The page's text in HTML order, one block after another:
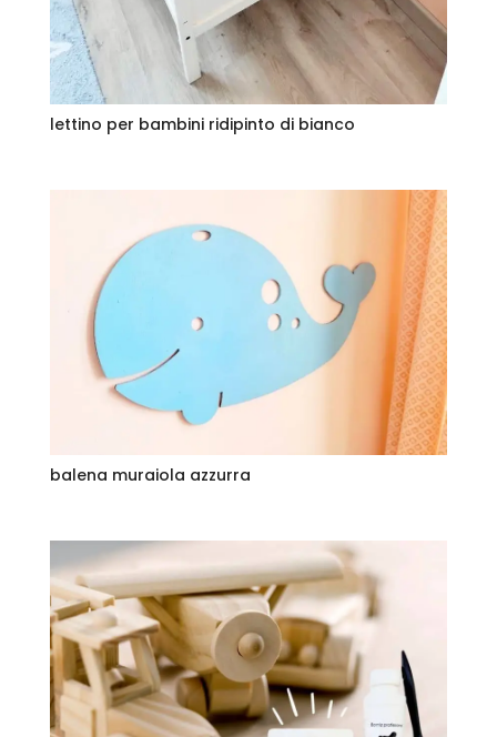
lettino per bambini ridipinto di bianco
balena muraiola azzurra